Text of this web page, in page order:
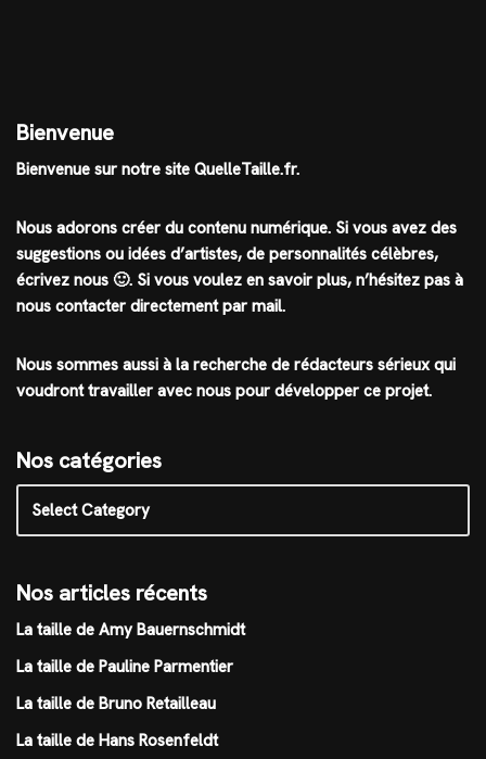
Bienvenue
Bienvenue sur notre site QuelleTaille.fr.
Nous adorons créer du contenu numérique. Si vous avez des
suggestions ou idées d’artistes, de personnalités célèbres,
écrivez nous 🙂. Si vous voulez en savoir plus, n’hésitez pas à
nous contacter directement par mail.
Nous sommes aussi à la recherche de rédacteurs sérieux qui
voudront travailler avec nous pour développer ce projet.
Nos catégories
Nos articles récents
La taille de Amy Bauernschmidt
La taille de Pauline Parmentier
La taille de Bruno Retailleau
La taille de Hans Rosenfeldt